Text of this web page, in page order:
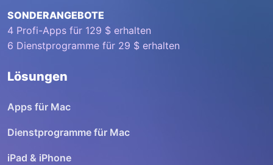
SONDERANGEBOTE
4 Profi-Apps für 129 $ erhalten
6 Dienstprogramme für 29 $ erhalten
Lösungen
Apps für Mac
Dienstprogramme für Mac
iPad & iPhone